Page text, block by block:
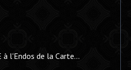
à l'Endos de la Carte...